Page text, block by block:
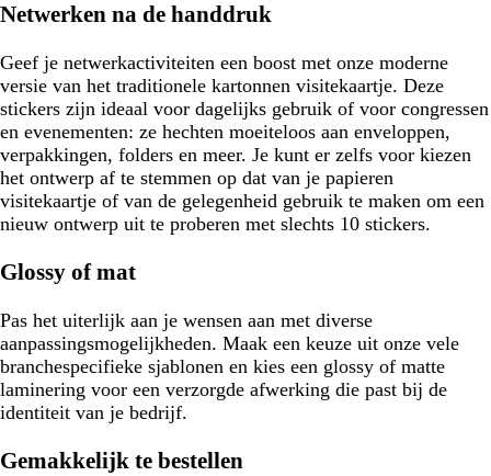
Netwerken na de handdruk
Geef je netwerkactiviteiten een boost met onze moderne
versie van het traditionele kartonnen visitekaartje. Deze
stickers zijn ideaal voor dagelijks gebruik of voor congressen
en evenementen: ze hechten moeiteloos aan enveloppen,
verpakkingen, folders en meer. Je kunt er zelfs voor kiezen
het ontwerp af te stemmen op dat van je papieren
visitekaartje of van de gelegenheid gebruik te maken om een
nieuw ontwerp uit te proberen met slechts 10 stickers.
Glossy of mat
Pas het uiterlijk aan je wensen aan met diverse
aanpassingsmogelijkheden. Maak een keuze uit onze vele
branchespecifieke sjablonen en kies een glossy of matte
laminering voor een verzorgde afwerking die past bij de
identiteit van je bedrijf.
Gemakkelijk te bestellen